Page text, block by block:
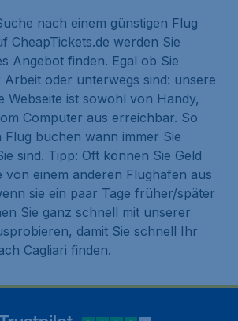
nach einem günstigen Flug
CheapTickets.de werden Sie
Angebot finden. Egal ob Sie
oder unterwegs sind: unsere
Webseite ist sowohl von Handy,
Computer aus erreichbar. So
Flug buchen wann immer Sie
sind. Tipp: Oft können Sie Geld
von einem anderen Flughafen aus
sie ein paar Tage früher/später
Sie ganz schnell mit unserer
damit Sie schnell Ihr
Cagliari finden.